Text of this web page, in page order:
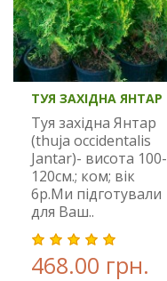
ТУЯ ЗАХІДНА ЯНТАР
Туя західна Янтар
(thuja occidentalis
Jantar)- висота 100-
120см.; ком; вік
6р.Ми підготували
для Ваш..
468.00 грн.